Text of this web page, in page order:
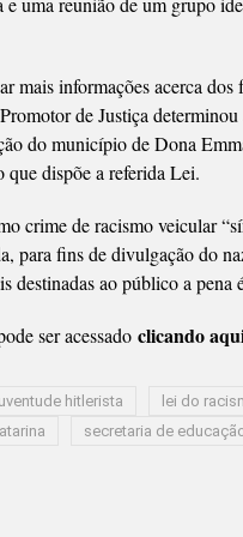
mais informações acerca dos
de Justiça
do município de Dona
que dispõe a referida Lei.
crime de racismo veicular
para fins de divulgação do
destinadas ao público a pena
ser acessado clicando
hitlerista lei do
secretaria de